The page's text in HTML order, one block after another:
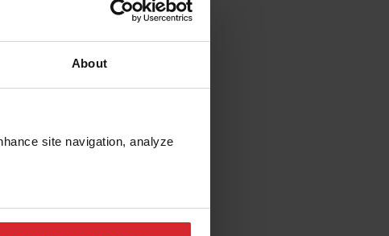
About
site navigation, analyze
制造工程流程。他们担
足以下标准：